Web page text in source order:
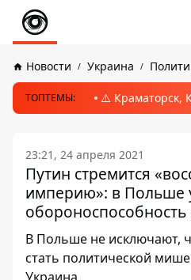
Новости Украина
ТОПТЕМЫ: ⚠️ Краматорск,
23:21, 24 апреля 2021
Путин стремится
империю»: в Польше
В Польше не исключают,
стать политической